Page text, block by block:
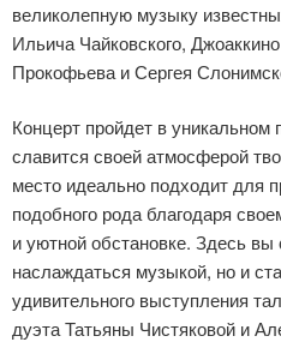
великолепную музыку
Ильича Чайковского,
Прокофьева и Сергея
Концерт пройдет в уникальном
славится своей атмосферой
место идеально подходит для
подобного рода благодаря
и уютной обстановке. Здесь вы
наслаждаться музыкой, но и
удивительного выступления
дуэта Татьяны Чистяковой и